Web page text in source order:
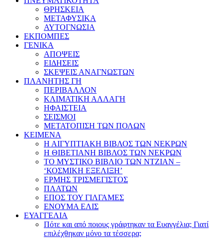
ΘΡΗΣΚΕΙΑ
ΜΕΤΑΦΥΣΙΚΑ
ΑΥΤΟΓΝΩΣΙΑ
ΕΚΠΟΜΠΕΣ
ΓΕΝΙΚΑ
ΑΠΟΨΕΙΣ
ΕΙΔΗΣΕΙΣ
ΣΚΕΨΕΙΣ ΑΝΑΓΝΩΣΤΩΝ
ΠΛΑΝΗΤΗΣ ΓΗ
ΠΕΡΙΒΑΛΛΟΝ
ΚΛΙΜΑΤΙΚΗ ΑΛΛΑΓΗ
ΗΦΑΙΣΤΕΙΑ
ΣΕΙΣΜΟΙ
ΜΕΤΑΤΟΠΙΣΗ ΤΩΝ ΠΟΛΩΝ
ΚΕΙΜΕΝΑ
Η ΑΙΓΥΠΤΙΑΚΗ ΒΙΒΛΟΣ ΤΩΝ ΝΕΚΡΩΝ
Η ΘΙΒΕΤΙΑΝΗ ΒΙΒΛΟΣ ΤΩΝ ΝΕΚΡΩΝ
ΤΟ ΜΥΣΤΙΚΟ ΒΙΒΛΙΟ ΤΩΝ ΝΤΖΙΑΝ –
‘ΚΟΣΜΙΚΗ ΕΞΕΛΙΞΗ’
ΕΡΜΗΣ ΤΡΙΣΜΕΓΙΣΤΟΣ
ΠΛΑΤΩΝ
ΕΠΟΣ ΤΟΥ ΓΙΛΓΑΜΕΣ
ΕΝΟΥΜΑ ΕΛΙΣ
ΕΥΑΓΓΕΛΙΑ
Πότε και από ποιους γράφτηκαν τα Ευαγγέλια; Γιατί
επιλέχθηκαν μόνο τα τέσσερα;